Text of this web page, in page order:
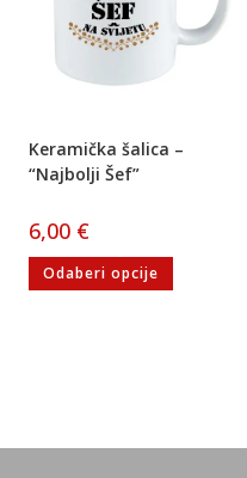
Keramička šalica –
“Najbolji Šef”
6,00 €
Odaberi opcije